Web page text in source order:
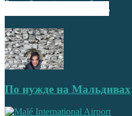
По нужде на Мальдивах